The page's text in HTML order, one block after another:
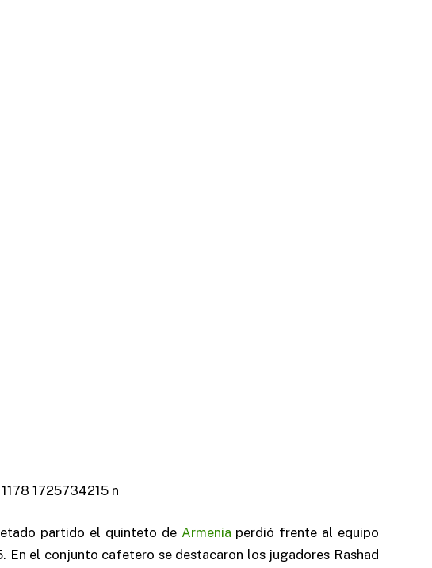
partido el quinteto de Armenia perdió frente al equipo
En el conjunto cafetero se destacaron los jugadores Rashad